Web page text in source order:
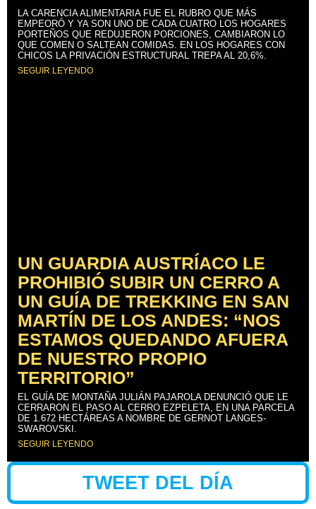
LA CARENCIA ALIMENTARIA FUE EL RUBRO QUE MÁS
EMPEORÓ Y YA SON UNO DE CADA CUATRO LOS HOGARES
PORTEÑOS QUE REDUJERON PORCIONES, CAMBIARON LO
QUE COMEN O SALTEAN COMIDAS. EN LOS HOGARES CON
CHICOS LA PRIVACIÓN ESTRUCTURAL TREPA AL 20,6%.
SEGUIR LEYENDO
UN GUARDIA AUSTRÍACO LE
PROHIBIÓ SUBIR UN CERRO A
UN GUÍA DE TREKKING EN SAN
MARTÍN DE LOS ANDES: “NOS
ESTAMOS QUEDANDO AFUERA
DE NUESTRO PROPIO
TERRITORIO”
EL GUÍA DE MONTAÑA JULIÁN PAJAROLA DENUNCIÓ QUE LE
CERRARON EL PASO AL CERRO EZPELETA, EN UNA PARCELA
DE 1.672 HECTÁREAS A NOMBRE DE GERNOT LANGES-
SWAROVSKI.
SEGUIR LEYENDO
TWEET DEL DÍA